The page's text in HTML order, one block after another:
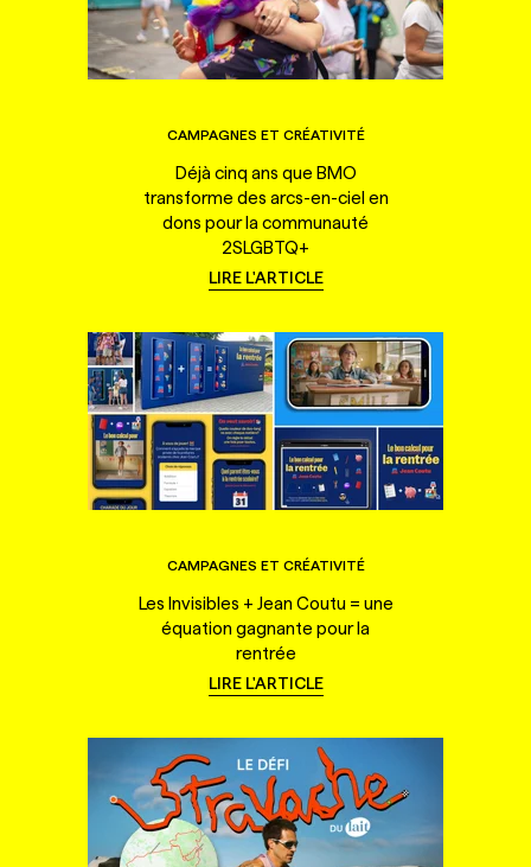
CAMPAGNES ET CRÉATIVITÉ
Déjà cinq ans que BMO
transforme des arcs-en-ciel en
dons pour la communauté
2SLGBTQ+
LIRE L'ARTICLE
CAMPAGNES ET CRÉATIVITÉ
Les Invisibles + Jean Coutu = une
équation gagnante pour la
rentrée
LIRE L'ARTICLE